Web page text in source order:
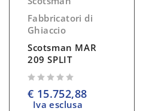
Fabbricatori di
Ghiaccio
Scotsman MAR
209 SPLIT
€ 15.752,88
Iva esclusa